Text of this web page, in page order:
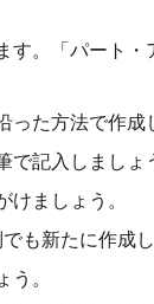
。「パート・
った方法で作成
記入しましょ
ましょう。
も新たに作成し
う。